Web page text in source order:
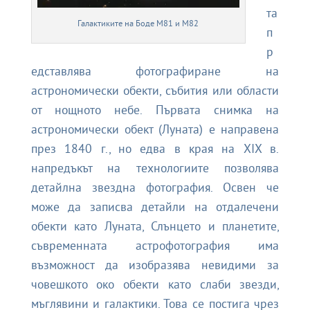
Галактиките на Боде M81 и M82
та
п
р
едставлява фотографиране на
астрономически обекти, събития или области
от нощното небе. Първата снимка на
астрономически обект (Луната) е направена
през 1840 г., но едва в края на XIX в.
напредъкът на технологиите позволява
детайлна звездна фотография. Освен че
може да записва детайли на отдалечени
обекти като Луната, Слънцето и планетите,
съвременната астрофотография има
възможност да изобразява невидими за
човешкото око обекти като слаби звезди,
мъглявини и галактики. Това се постига чрез